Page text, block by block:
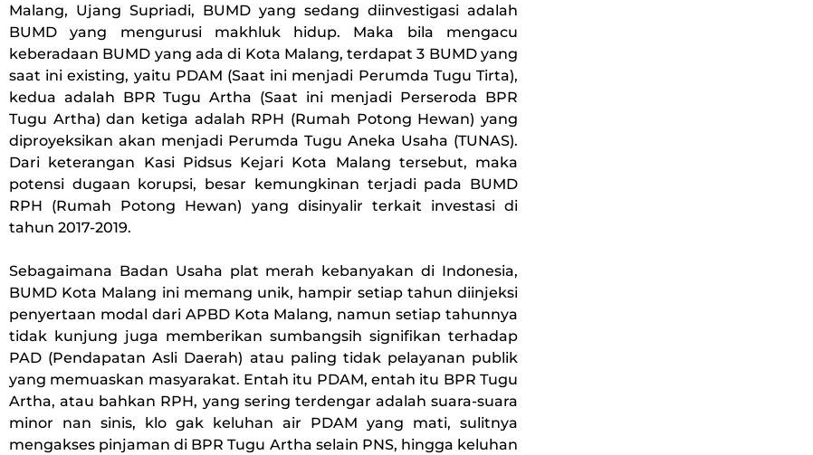
Malang, Ujang Supriadi, BUMD yang sedang diinvestigasi adalah
BUMD yang mengurusi makhluk hidup. Maka bila mengacu
keberadaan BUMD yang ada di Kota Malang, terdapat 3 BUMD yang
saat ini existing, yaitu PDAM (Saat ini menjadi Perumda Tugu Tirta),
kedua adalah BPR Tugu Artha (Saat ini menjadi Perseroda BPR
Tugu Artha) dan ketiga adalah RPH (Rumah Potong Hewan) yang
diproyeksikan akan menjadi Perumda Tugu Aneka Usaha (TUNAS).
Dari keterangan Kasi Pidsus Kejari Kota Malang tersebut, maka
potensi dugaan korupsi, besar kemungkinan terjadi pada BUMD
RPH (Rumah Potong Hewan) yang disinyalir terkait investasi di
tahun 2017-2019.
Sebagaimana Badan Usaha plat merah kebanyakan di Indonesia,
BUMD Kota Malang ini memang unik, hampir setiap tahun diinjeksi
penyertaan modal dari APBD Kota Malang, namun setiap tahunnya
tidak kunjung juga memberikan sumbangsih signifikan terhadap
PAD (Pendapatan Asli Daerah) atau paling tidak pelayanan publik
yang memuaskan masyarakat. Entah itu PDAM, entah itu BPR Tugu
Artha, atau bahkan RPH, yang sering terdengar adalah suara-suara
minor nan sinis, klo gak keluhan air PDAM yang mati, sulitnya
mengakses pinjaman di BPR Tugu Artha selain PNS, hingga keluhan